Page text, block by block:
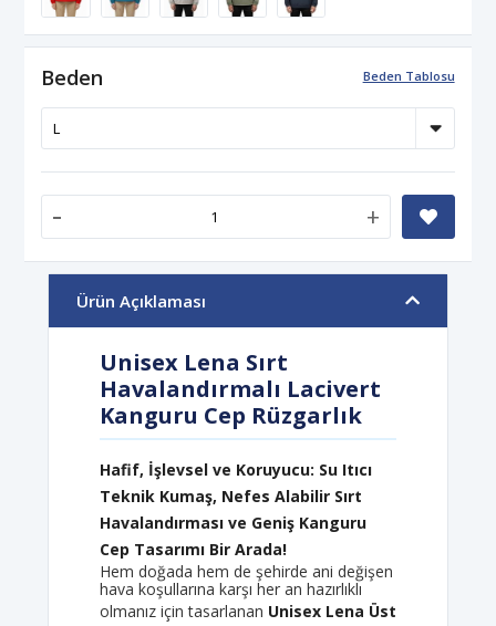
Beden Tablosu
Beden
- +
Ürün Açıklaması
Unisex Lena Sırt
Havalandırmalı Lacivert
Kanguru Cep Rüzgarlık
Hafif, İşlevsel ve Koruyucu: Su Itıcı
Teknik Kumaş, Nefes Alabilir Sırt
Havalandırması ve Geniş Kanguru
Cep Tasarımı Bir Arada!
Hem doğada hem de şehirde ani değişen
hava koşullarına karşı her an hazırlıklı
olmanız için tasarlanan Unisex Lena Üst